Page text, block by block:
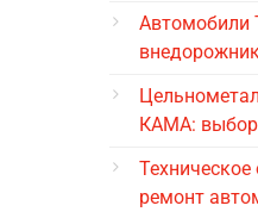
Автомобили
КАМА: выбор
ремонт